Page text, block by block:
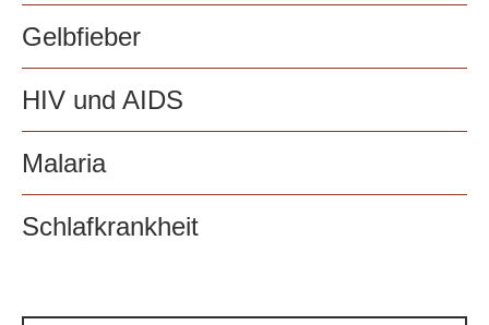
Gelbfieber
HIV und AIDS
Malaria
Schlafkrankheit